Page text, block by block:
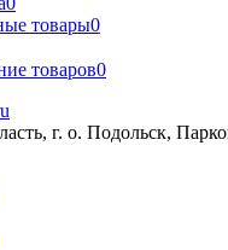
товары0
товаров0
г. о. Подольск,